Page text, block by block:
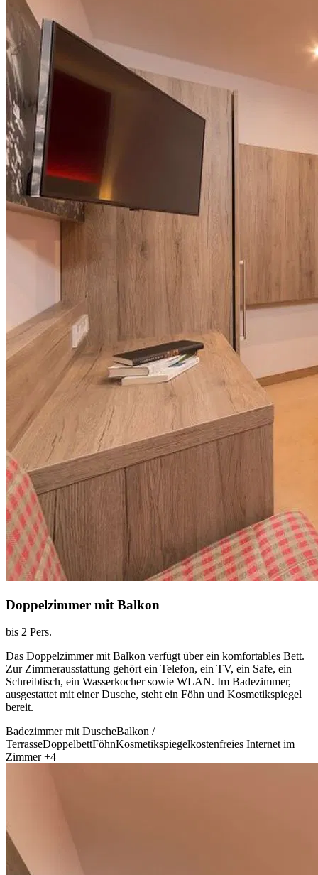
Doppelzimmer mit Balkon
bis 2 Pers.
Das Doppelzimmer mit Balkon verfügt über ein komfortables Bett.
Zur Zimmerausstattung gehört ein Telefon, ein TV, ein Safe, ein
Schreibtisch, ein Wasserkocher sowie WLAN. Im Badezimmer,
ausgestattet mit einer Dusche, steht ein Föhn und Kosmetikspiegel
bereit.
Badezimmer mit DuscheBalkon /
TerrasseDoppelbettFöhnKosmetikspiegelkostenfreies Internet im
Zimmer +4